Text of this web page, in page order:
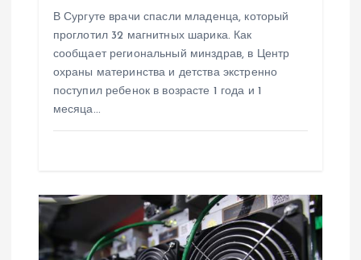
В Сургуте врачи спасли младенца, который
проглотил 32 магнитных шарика. Как
сообщает региональный минздрав, в Центр
охраны материнства и детства экстренно
поступил ребенок в возрасте 1 года и 1
месяца…